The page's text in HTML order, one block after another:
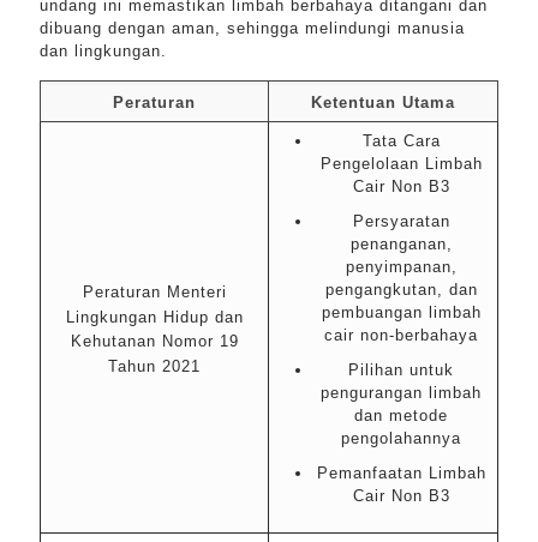
undang ini memastikan limbah berbahaya ditangani dan
dibuang dengan aman, sehingga melindungi manusia
dan lingkungan.
Peraturan Ketentuan Utama
Peraturan Menteri
Lingkungan Hidup dan
Kehutanan Nomor 19
Tahun 2021
Tata Cara
Pengelolaan Limbah
Cair Non B3
Persyaratan
penanganan,
penyimpanan,
pengangkutan, dan
pembuangan limbah
cair non-berbahaya
Pilihan untuk
pengurangan limbah
dan metode
pengolahannya
Pemanfaatan Limbah
Cair Non B3